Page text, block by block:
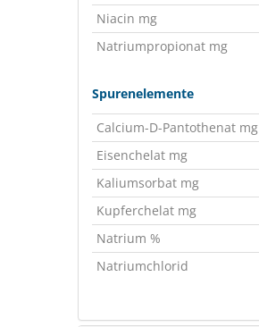
Niacin mg
Natriumpropionat mg
Spurenelemente
Calcium-D-Pantothenat mg
Eisenchelat mg
Kaliumsorbat mg
Kupferchelat mg
Natrium %
Natriumchlorid